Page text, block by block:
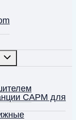
Переключить
CAPM для